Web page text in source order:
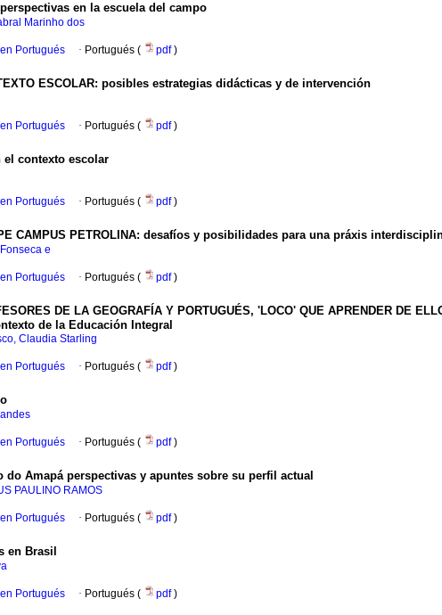
en la escuela del campo
Marinho dos
Portugués · Portugués ( pdf)
ESCOLAR: posibles estrategias didácticas y de intervención
Portugués · Portugués ( pdf)
el contexto escolar
Portugués · Portugués ( pdf)
CAMPUS PETROLINA: desafíos y posibilidades para una práxis
e
Portugués · Portugués ( pdf)
DE LA GEOGRAFÍA Y PORTUGUÉS, 'LOCO' QUE APRENDER DE
de la Educación Integral
Claudia Starling
Portugués · Portugués ( pdf)
Portugués · Portugués ( pdf)
Amapá perspectivas y apuntes sobre su perfil actual
PAULINO RAMOS
Portugués · Portugués ( pdf)
en Brasil
Portugués · Portugués ( pdf)